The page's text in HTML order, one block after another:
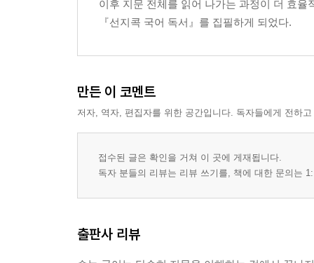
이후 지문 전체를 읽어 나가는 과정이 더 효율
『선지콕 국어 독서』를 집필하게 되었다.
만든 이 코멘트
저자, 역자, 편집자를 위한 공간입니다. 독자들에게 전하
접수된 글은 확인을 거쳐 이 곳에 게재됩니다.
독자 분들의 리뷰는 리뷰 쓰기를, 책에 대한 문의는
출판사 리뷰